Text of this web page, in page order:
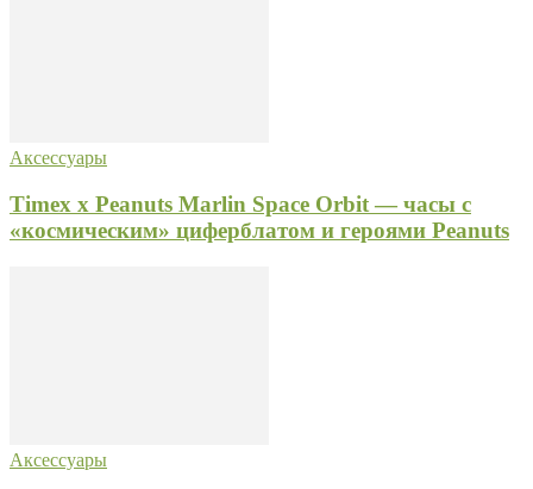
Аксессуары
Timex x Peanuts Marlin Space Orbit — часы с
«космическим» циферблатом и героями Peanuts
Аксессуары